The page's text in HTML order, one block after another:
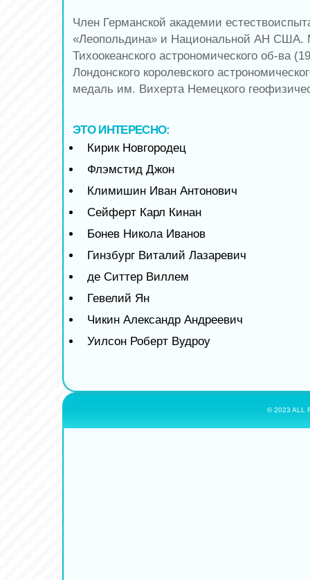
Член Германской академии
«Леопольдина» и Национальной АН
Тихоокеанского астрономического об-ва
Лондонского королевского
медаль им. Вихерта Немецкого
ЭТО ИНТЕРЕСНО:
Кирик Новгородец
Флэмстид Джон
Климишин Иван Антонович
Сейферт Карл Кинан
Бонев Никола Иванов
Гинзбург Виталий Лазаревич
де Ситтер Виллем
Гевелий Ян
Чикин Александр Андреевич
Уилсон Роберт Вудроу
© 2023 ALL